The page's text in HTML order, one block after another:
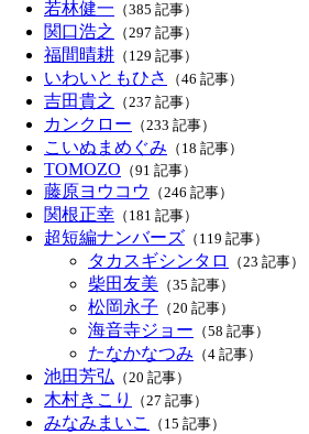
若林健一 （385 記事）
関口浩之 （297 記事）
福間晴耕 （129 記事）
いわいともひさ （46 記事）
吉田貴之 （237 記事）
カンクロー （233 記事）
こいぬまめぐみ （18 記事）
TOMOZO （91 記事）
藤原ヨウコウ （246 記事）
関根正幸 （181 記事）
超短編ナンバーズ （119 記事）
タカスギシンタロ （23 記事）
柴田友美 （35 記事）
松岡永子 （20 記事）
海音寺ジョー （58 記事）
たなかなつみ （4 記事）
池田芳弘 （20 記事）
木村きこり （27 記事）
みなみまいこ （15 記事）